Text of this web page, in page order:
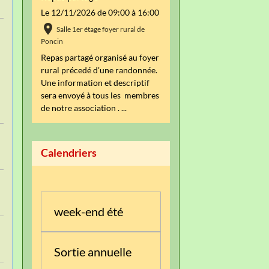
Le 12/11/2026de 09:00à 16:00
Salle 1er étage foyer rural de
Poncin
Repas partagé organisé au foyer
rural précedé d'une randonnée.
Une information et descriptif
sera envoyé à tous les membres
de notre association . ...
Calendriers
week-end été
Sortie annuelle